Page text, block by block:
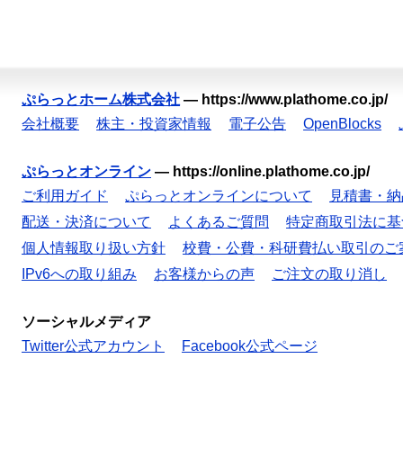
ぷらっとホーム株式会社 — https://www.plathome.co.jp/
会社概要
株主・投資家情報 電子公告 OpenBlocks
ぷらっとオンライン — https://online.plathome.co.jp/
ご利用ガイド
ぷらっとオンラインについて
見積書・
配送・決済について
よくあるご質問
特定商取引法に
個人情報取り扱い方針
校費・公費・科研費払い取引のご
IPv6への取り組み
お客様からの声 ご注文の取り消し
ソーシャルメディア
Twitter公式アカウント
Facebook公式ページ